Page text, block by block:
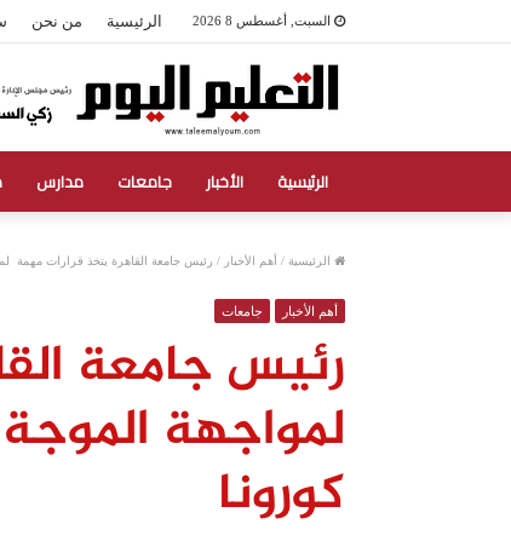
السبت, أغسطس 8 2026 الرئيسية من نحن
الرئيسية الأخبار جامعات مدارس
الرئيسية / أهم الأخبار / رئيس جامعة القاهرة يتخذ قرارات مهمة
أهم الأخبار جامعات
رئيس جامعة
لمواجهة
كورونا